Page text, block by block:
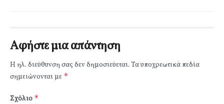
Αφήστε μια απάντηση
Η ηλ. διεύθυνση σας δεν δημοσιεύεται. Τα υποχρεωτικά πεδία
σημειώνονται με *
Σχόλιο *